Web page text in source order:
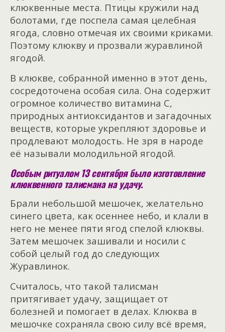
клюквенные места. Птицы кружили над
болотами, где поспела самая целебная
ягода, словно отмечая их своими криками.
Поэтому клюкву и прозвали журавлиной
ягодой.
В клюкве, собранной именно в этот день,
сосредоточена особая сила. Она содержит
огромное количество витамина С,
природных антиоксидантов и загадочных
веществ, которые укрепляют здоровье и
продлевают молодость. Не зря в народе
её называли молодильной ягодой.
Особым ритуалом 13 сентября было изготовление
клюквенного талисмана на удачу.
Брали небольшой мешочек, желательно
синего цвета, как осеннее небо, и клали в
него не менее пяти ягод спелой клюквы.
Затем мешочек зашивали и носили с
собой целый год до следующих
Журавлинок.
Считалось, что такой талисман
притягивает удачу, защищает от
болезней и помогает в делах. Клюква в
мешочке сохраняла свою силу всё время,